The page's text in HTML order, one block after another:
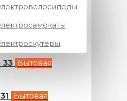
33 Бытовая
Бытовая